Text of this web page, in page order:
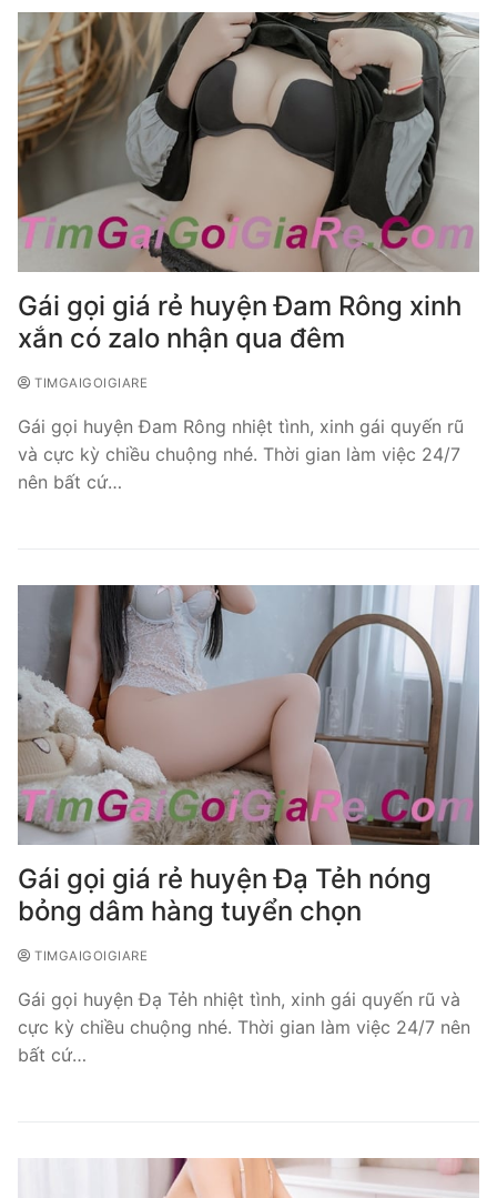
Gái gọi giá rẻ huyện Đam Rông xinh
xắn có zalo nhận qua đêm
TIMGAIGOIGIARE
Gái gọi huyện Đam Rông nhiệt tình, xinh gái quyến rũ
và cực kỳ chiều chuộng nhé. Thời gian làm việc 24/7
nên bất cứ…
Gái gọi giá rẻ huyện Đạ Tẻh nóng
bỏng dâm hàng tuyển chọn
TIMGAIGOIGIARE
Gái gọi huyện Đạ Tẻh nhiệt tình, xinh gái quyến rũ và
cực kỳ chiều chuộng nhé. Thời gian làm việc 24/7 nên
bất cứ…